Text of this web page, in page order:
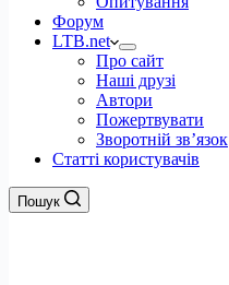
Форум
LTB.net
Про сайт
Наші друзі
Автори
Пожертвувати
Зворотній зв’язок
Статті користувачів
Пошук